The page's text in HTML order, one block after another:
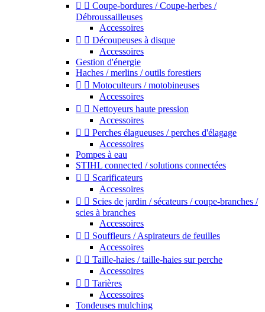
  Coupe-bordures / Coupe-herbes /
Débroussailleuses
Accessoires
  Découpeuses à disque
Accessoires
Gestion d'énergie
Haches / merlins / outils forestiers
  Motoculteurs / motobineuses
Accessoires
  Nettoyeurs haute pression
Accessoires
  Perches élagueuses / perches d'élagage
Accessoires
Pompes à eau
STIHL connected / solutions connectées
  Scarificateurs
Accessoires
  Scies de jardin / sécateurs / coupe-branches /
scies à branches
Accessoires
  Souffleurs / Aspirateurs de feuilles
Accessoires
  Taille-haies / taille-haies sur perche
Accessoires
  Tarières
Accessoires
Tondeuses mulching